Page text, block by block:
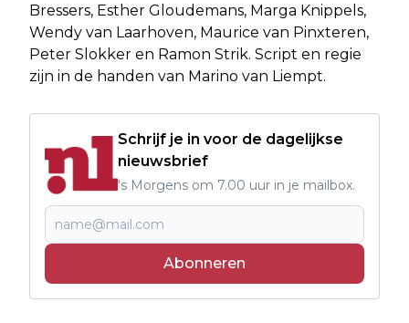
Bressers, Esther Gloudemans, Marga Knippels,
Wendy van Laarhoven, Maurice van Pinxteren,
Peter Slokker en Ramon Strik. Script en regie
zijn in de handen van Marino van Liempt.
Schrijf je in voor de dagelijkse
nieuwsbrief
's Morgens om 7.00 uur in je mailbox.
Abonneren